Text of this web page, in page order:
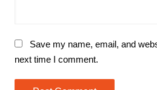
Save my name, email, and
next time I comment.